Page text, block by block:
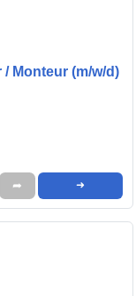
Monteur (m/w/d)
➦ ➜